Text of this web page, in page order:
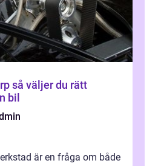
bil
är en fråga om både